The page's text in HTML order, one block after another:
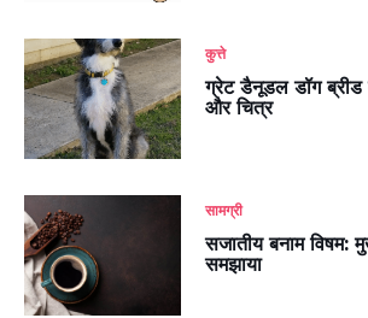
कुत्ते
ग्रेट डैनूडल डॉग ब्रीड
और चित्र
सामग्री
सजातीय बनाम विषम:
समझाया